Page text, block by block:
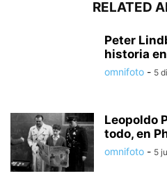
RELATED
Peter
historia
omnifoto - 5
Leopoldo
todo, en
omnifoto - 5